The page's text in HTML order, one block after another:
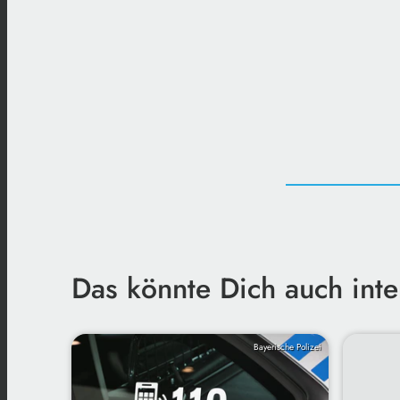
Das könnte Dich auch
Bayerische Polizei